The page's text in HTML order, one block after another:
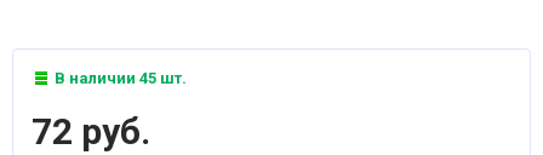
В наличии 45 шт.
72 руб.